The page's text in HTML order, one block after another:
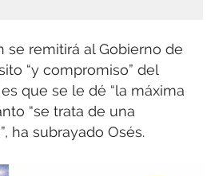
se remitirá al Gobierno de
“y compromiso” del
que se le dé “la máxima
“se trata de una
ha subrayado Osés.